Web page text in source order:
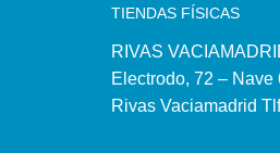
TIENDAS FÍSICAS
RIVAS
Electrodo, 72 – Nave
Rivas Vaciamadrid